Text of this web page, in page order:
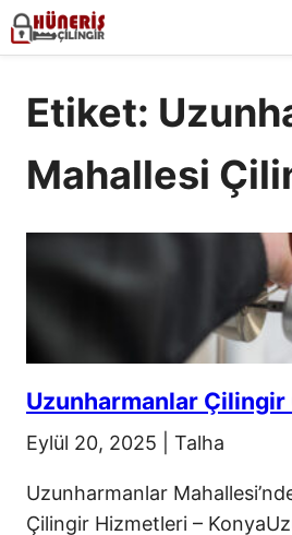
Etiket:
Mahallesi
Uzunharmanlar
Eylül 20, 2025 Talha
Uzunharmanlar
Çilingir Hizmetleri –